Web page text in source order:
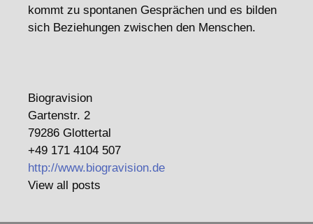
kommt zu spontanen Gesprächen und es bilden
sich Beziehungen zwischen den Menschen.
Biogravision
Gartenstr. 2
79286 Glottertal
+49 171 4104 507
http://www.biogravision.de
View all posts